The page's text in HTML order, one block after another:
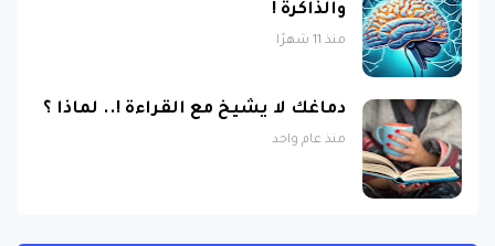
والذاكرة !
منذ 11 شهرًا
دماغك لا يشيخ مع القراءة !.. لماذا ؟
منذ عام واحد